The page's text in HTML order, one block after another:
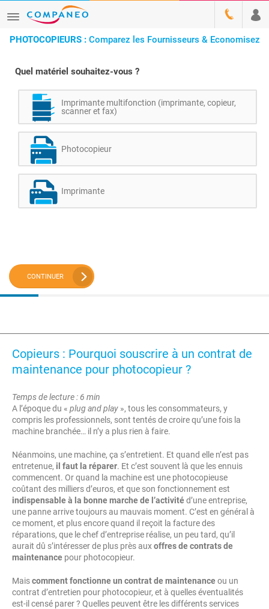
PHOTOCOPIEURS : Comparez les Fournisseurs & Economisez
Quel matériel souhaitez-vous ?
Imprimante multifonction (imprimante, copieur,
scanner et fax)
Photocopieur
Imprimante
CONTINUER
Copieurs : Pourquoi souscrire à un contrat de
maintenance pour photocopieur ?
Temps de lecture : 6 min
A l’époque du « plug and play », tous les consommateurs, y
compris les professionnels, sont tentés de croire qu’une fois la
machine branchée… il n’y a plus rien à faire.
Néanmoins, une machine, ça s’entretient. Et quand elle n’est pas
entretenue, il faut la réparer. Et c’est souvent là que les ennuis
commencent. Or quand la machine est une photocopieuse
coûtant des milliers d’euros, et que son fonctionnement est
indispensable à la bonne marche de l’activitéd’une entreprise,
une panne arrive toujours au mauvais moment. C’est en général à
ce moment, et plus encore quand il reçoit la facture des
réparations, que le chef d’entreprise réalise, un peu tard, qu’il
aurait dû s’intéresser de plus près auxoffres de contrats de
maintenance pour photocopieur.
Maiscomment fonctionne un contrat de maintenanceou un
contrat d’entretien pour photocopieur, et à quelles éventualités
est-il censé parer ? Quelles peuvent être les différents services